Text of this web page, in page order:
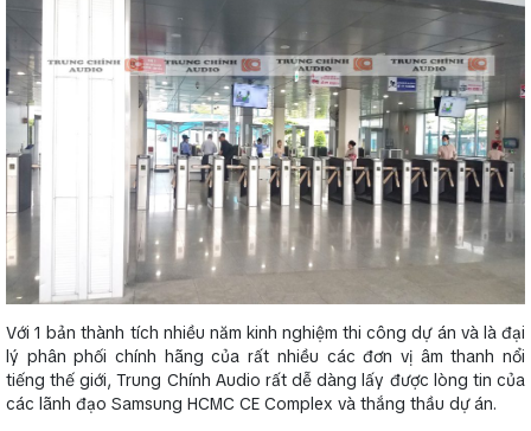
Với 1 bản thành tích nhiều năm kinh nghiệm thi công dự án và là đại
lý phân phối chính hãng của rất nhiều các đơn vị âm thanh nổi
tiếng thế giới, Trung Chính Audio rất dễ dàng lấy được lòng tin của
các lãnh đạo Samsung HCMC CE Complex và thắng thầu dự án.